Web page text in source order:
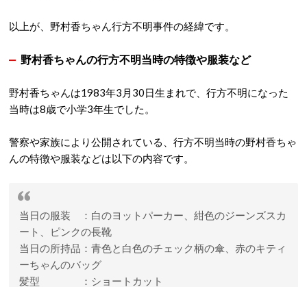
以上が、野村香ちゃん行方不明事件の経緯です。
野村香ちゃんの行方不明当時の特徴や服装など
野村香ちゃんは1983年3月30日生まれで、行方不明になった
当時は8歳で小学3年生でした。
警察や家族により公開されている、行方不明当時の野村香ちゃ
んの特徴や服装などは以下の内容です。
当日の服装 ：白のヨットパーカー、紺色のジーンズスカ
ート、ピンクの長靴
当日の所持品：青色と白色のチェック柄の傘、赤のキティ
ーちゃんのバッグ
髪型 ：ショートカット